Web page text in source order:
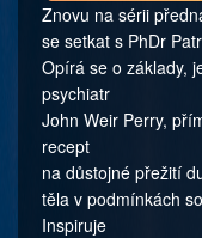
Znovu na sérii
se setkat s PhDr
Opírá se o základy,
psychiatr
John Weir Perry,
recept
na důstojné přežití
těla v podmínkách
Inspiruje